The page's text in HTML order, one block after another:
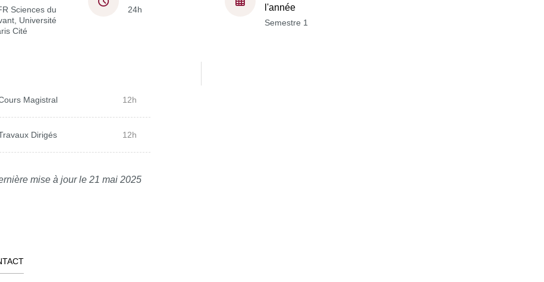
Sciences du
Université
Cité
24h
l'année
Semestre 1
Magistral 12h
Dirigés 12h
mise à jour le 21 mai 2025